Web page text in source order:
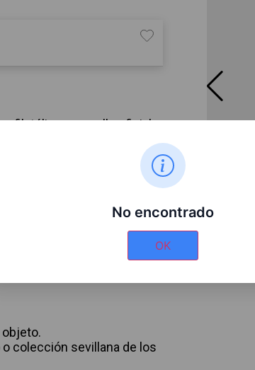
filatélico con sello oficial
al evento que marcó
caja dorada con interior
roja y azul del recinto de la
España.
España”
de la filatelia retro
colección sevillana de los
No encontrado
OK